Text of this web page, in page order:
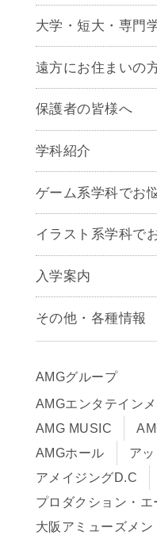
大学・短大・専門
遠方にお住まいの
保護者の皆様へ
学科紹介
ゲームクリエイ
CG学科
アニメーション
声優学科
ゲーム系学科でお
イラスト系学科で
入学案内
募集要項
早期出願制度・
入学までの流れ
学費サポート・
学費について
Q&A
その他・各種情報
アクセス
サイトポリシー
在校生・保護者
卒業生の皆様へ
AMGグループ
AMGエンタテインメ
AMG MUSIC
AMGホール
ア
アメイジングD.C
プロダクション・エ
大阪アミューズメ